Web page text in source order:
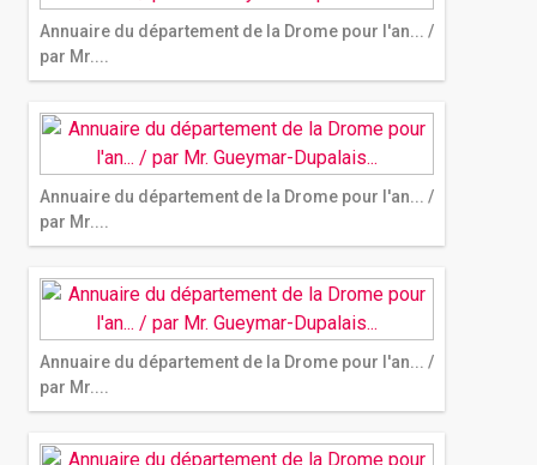
Annuaire du département de la Drome pour l'an... /
par Mr....
Annuaire du département de la Drome pour l'an... /
par Mr....
Annuaire du département de la Drome pour l'an... /
par Mr....